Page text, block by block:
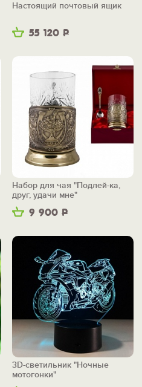
55 120 Р
Настоящий почтовый ящик
9 900 Р
Набор для чая "Подлей-ка,
друг, удачи мне"
3D-светильник "Ночные
мотогонки"